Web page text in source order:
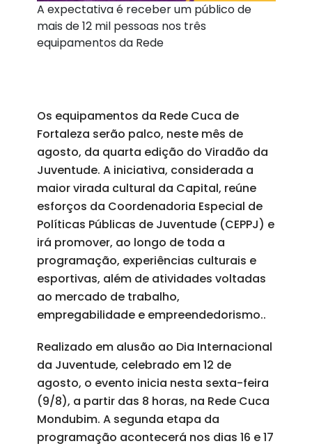
A expectativa é receber um público de
mais de 12 mil pessoas nos três
equipamentos da Rede
Os equipamentos da Rede Cuca de
Fortaleza serão palco, neste mês de
agosto, da quarta edição do Viradão da
Juventude. A iniciativa, considerada a
maior virada cultural da Capital, reúne
esforços da Coordenadoria Especial de
Políticas Públicas de Juventude (CEPPJ) e
irá promover, ao longo de toda a
programação, experiências culturais e
esportivas, além de atividades voltadas
ao mercado de trabalho,
empregabilidade e empreendedorismo..
Realizado em alusão ao Dia Internacional
da Juventude, celebrado em 12 de
agosto, o evento inicia nesta sexta-feira
(9/8), a partir das 8 horas, na Rede Cuca
Mondubim. A segunda etapa da
programação acontecerá nos dias 16 e 17